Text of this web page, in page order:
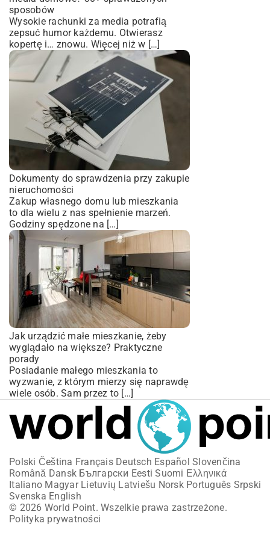
sposobów
Wysokie rachunki za media potrafią
zepsuć humor każdemu. Otwierasz
kopertę i… znowu. Więcej niż w […]
Dokumenty do sprawdzenia przy zakupie
nieruchomości
Zakup własnego domu lub mieszkania
to dla wielu z nas spełnienie marzeń.
Godziny spędzone na […]
Jak urządzić małe mieszkanie, żeby
wyglądało na większe? Praktyczne
porady
Posiadanie małego mieszkania to
wyzwanie, z którym mierzy się naprawdę
wiele osób. Sam przez to […]
Polski Čeština Français Deutsch Español Slovenčina
Română Dansk Български Eesti Suomi Ελληνικά
Italiano Magyar Lietuvių Latviešu Norsk Português Srpski
Svenska English
© 2026 World Point. Wszelkie prawa zastrzeżone.
Polityka prywatności